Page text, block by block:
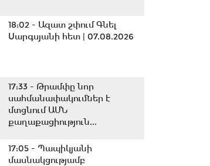
18:02 - Ազատ շփում Գնել
Սարգսյանի հետ | 07.08.2026
17:33 - Թրամփը նոր
սահմանափակումներ է
մտցնում ԱՄՆ
քաղաքացիություն...
17:05 - Պապիկյանի
մասնակցությամբ